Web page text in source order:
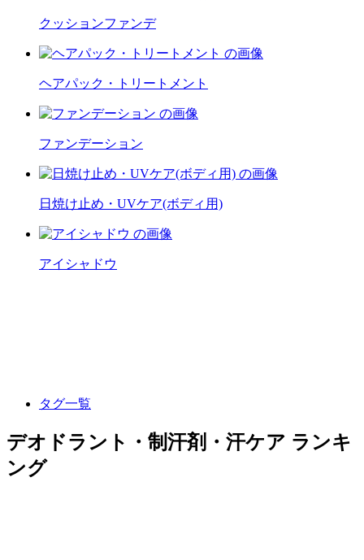
クッションファンデ
ヘアパック・トリートメント
ファンデーション
日焼け止め・UVケア(ボディ用)
アイシャドウ
タグ一覧
デオドラント・制汗剤・汗ケア ランキ
ング